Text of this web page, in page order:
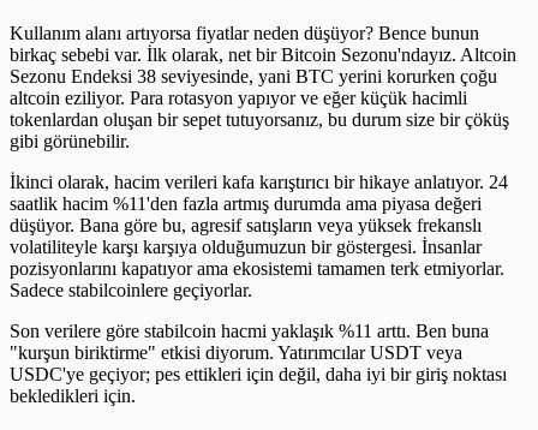
Kullanım alanı artıyorsa fiyatlar neden düşüyor? Bence bunun
birkaç sebebi var. İlk olarak, net bir Bitcoin Sezonu'ndayız. Altcoin
Sezonu Endeksi 38 seviyesinde, yani BTC yerini korurken çoğu
altcoin eziliyor. Para rotasyon yapıyor ve eğer küçük hacimli
tokenlardan oluşan bir sepet tutuyorsanız, bu durum size bir çöküş
gibi görünebilir.
İkinci olarak, hacim verileri kafa karıştırıcı bir hikaye anlatıyor. 24
saatlik hacim %11'den fazla artmış durumda ama piyasa değeri
düşüyor. Bana göre bu, agresif satışların veya yüksek frekanslı
volatiliteyle karşı karşıya olduğumuzun bir göstergesi. İnsanlar
pozisyonlarını kapatıyor ama ekosistemi tamamen terk etmiyorlar.
Sadece stabilcoinlere geçiyorlar.
Son verilere göre stabilcoin hacmi yaklaşık %11 arttı. Ben buna
"kurşun biriktirme" etkisi diyorum. Yatırımcılar USDT veya
USDC'ye geçiyor; pes ettikleri için değil, daha iyi bir giriş noktası
bekledikleri için.